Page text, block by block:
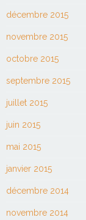
décembre 2015
novembre 2015
octobre 2015
septembre 2015
juillet 2015
juin 2015
mai 2015
janvier 2015
décembre 2014
novembre 2014